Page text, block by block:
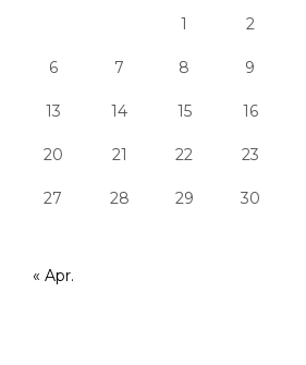
1 2
6 7 8 9
13 14 15 16
20 21 22 23
27 28 29 30
« Apr.